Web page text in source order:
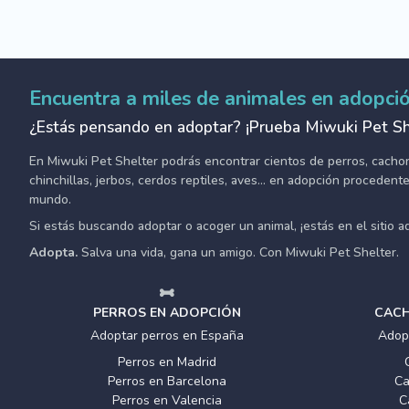
Encuentra a miles de animales en
¿Estás pensando en adoptar? ¡Prueba Miwuki Pet
En Miwuki Pet Shelter podrás encontrar cientos de perros,
chinchillas, jerbos, cerdos reptiles, aves... en adopción
mundo.
Si estás buscando adoptar o acoger un animal, ¡estás en el sitio
Adopta. Salva una vida, gana un amigo. Con Miwuki Pet Shelter.
PERROS EN ADOPCIÓN
Adoptar perros en España
Perros en Madrid
Perros en Barcelona
Perros en Valencia